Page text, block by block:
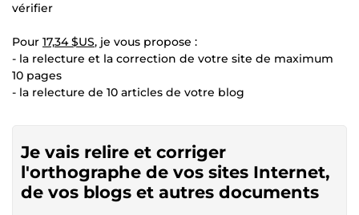
vérifier
Pour 17,34 $US, je vous propose :
- la relecture et la correction de votre site de maximum
10 pages
- la relecture de 10 articles de votre blog
Je vais relire et corriger
l'orthographe de vos sites Internet,
de vos blogs et autres documents